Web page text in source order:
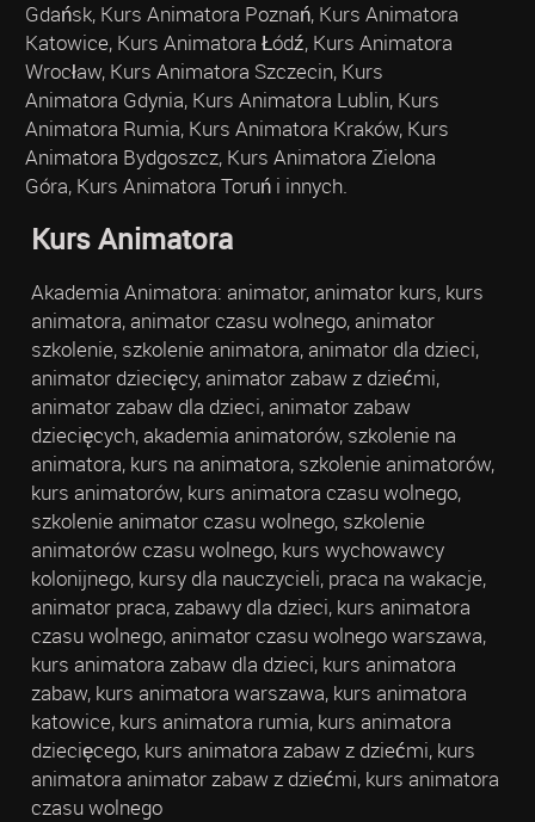
Gdańsk, Kurs Animatora Poznań, Kurs Animatora
Katowice, Kurs Animatora Łódź, Kurs Animatora
Wrocław, Kurs Animatora Szczecin, Kurs
Animatora Gdynia, Kurs Animatora Lublin, Kurs
Animatora Rumia, Kurs Animatora Kraków, Kurs
Animatora Bydgoszcz, Kurs Animatora Zielona
Góra, Kurs Animatora Toruń i innych.
Kurs Animatora
Akademia Animatora: animator, animator kurs, kurs
animatora, animator czasu wolnego, animator
szkolenie, szkolenie animatora, animator dla dzieci,
animator dziecięcy, animator zabaw z dziećmi,
animator zabaw dla dzieci, animator zabaw
dziecięcych, akademia animatorów, szkolenie na
animatora, kurs na animatora, szkolenie animatorów,
kurs animatorów, kurs animatora czasu wolnego,
szkolenie animator czasu wolnego, szkolenie
animatorów czasu wolnego, kurs wychowawcy
kolonijnego, kursy dla nauczycieli, praca na wakacje,
animator praca, zabawy dla dzieci, kurs animatora
czasu wolnego, animator czasu wolnego warszawa,
kurs animatora zabaw dla dzieci, kurs animatora
zabaw, kurs animatora warszawa, kurs animatora
katowice, kurs animatora rumia, kurs animatora
dziecięcego, kurs animatora zabaw z dziećmi, kurs
animatora animator zabaw z dziećmi, kurs animatora
czasu wolnego